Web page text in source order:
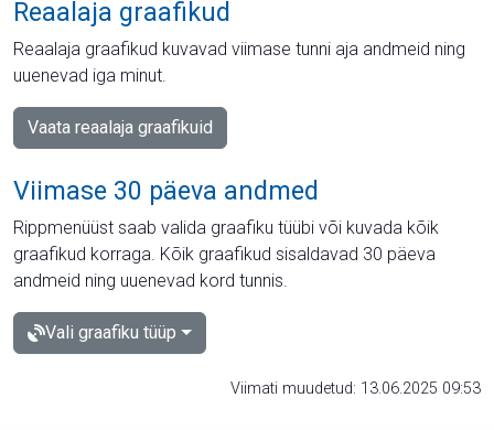
Reaalaja graafikud
Reaalaja graafikud kuvavad viimase tunni aja andmeid ning
uuenevad iga minut.
Vaata reaalaja graafikuid
Viimase 30 päeva andmed
Rippmenüüst saab valida graafiku tüübi või kuvada kõik
graafikud korraga. Kõik graafikud sisaldavad 30 päeva
andmeid ning uuenevad kord tunnis.
Vali graafiku tüüp
Viimati muudetud: 13.06.2025 09:53